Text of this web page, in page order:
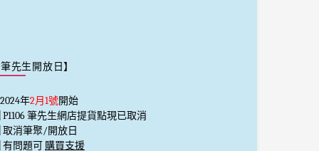
先生開放日】
年2月1號開始
P1106 筆先生網店提貨點現已取消
取消筆聚/開放日
有問題可 購買支援